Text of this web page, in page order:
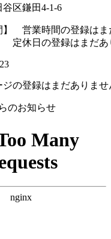
区鎌田4-1-6
】 営業時間の登録はま
定休日の登録はまだあ
の登録はまだありませ
のお知らせ